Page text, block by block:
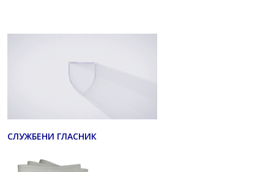
СЛУЖБЕНИ ГЛАСНИК